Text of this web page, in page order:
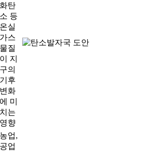
화탄
소 등
온실
가스
물질
이 지
구의
기후
변화
에 미
치는
영향
농업,
공업